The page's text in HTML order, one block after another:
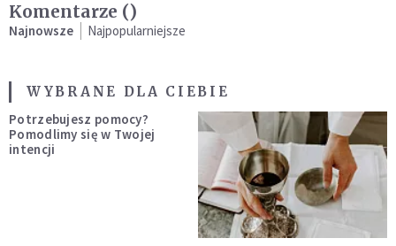
Komentarze ()
Najnowsze Najpopularniejsze
WYBRANE DLA CIEBIE
Potrzebujesz pomocy?
Pomodlimy się w Twojej
intencji